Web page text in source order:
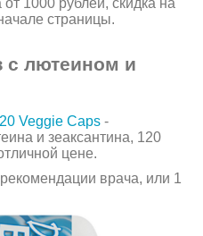
страницы.
с лютеином и
Veggie Caps -
и зеаксантина, 120
цене.
врача, или 1